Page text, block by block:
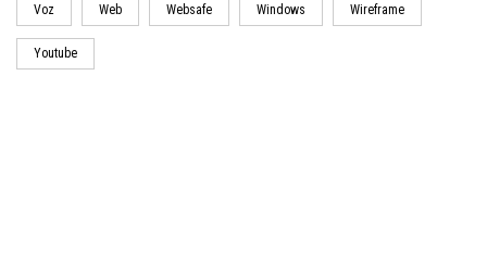
Voz Web Websafe Windows Wireframe
Youtube